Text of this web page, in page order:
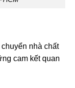
nhà chất
cam kết quan